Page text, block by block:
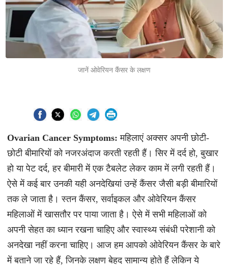
जानें ओवेरियन कैंसर के लक्षण
Ovarian Cancer Symptoms: महिलाएं अक्सर अपनी छोटी-
छोटी बीमारियों को नजरअंदाज करती रहती हैं। सिर में दर्द हो, बुखार
हो या पेट दर्द, हर बीमारी में एक टैबलेट लेकर काम में लगी रहती हैं।
ऐसे में कई बार उनकी यही अनदेखियां उन्हें कैंसर जैसी बड़ी बीमारियों
तक ले जाता है। स्तन कैंसर, सर्वाइकल और ओवेरियन कैंसर
महिलाओं में खासतौर पर पाया जाता है। ऐसे में सभी महिलाओं को
अपनी सेहत का ध्यान रखना चाहिए और स्वास्थ्य संबंधी परेशानी को
अनदेखा नहीं करना चाहिए। आज हम आपको ओवेरियन कैंसर के बारे
में बताने जा रहे हैं, जिनके लक्षण बेहद सामान्य होते हैं लेकिन ये